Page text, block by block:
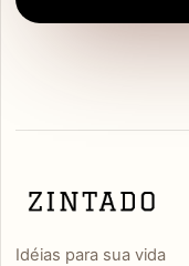
Idéias para sua vida